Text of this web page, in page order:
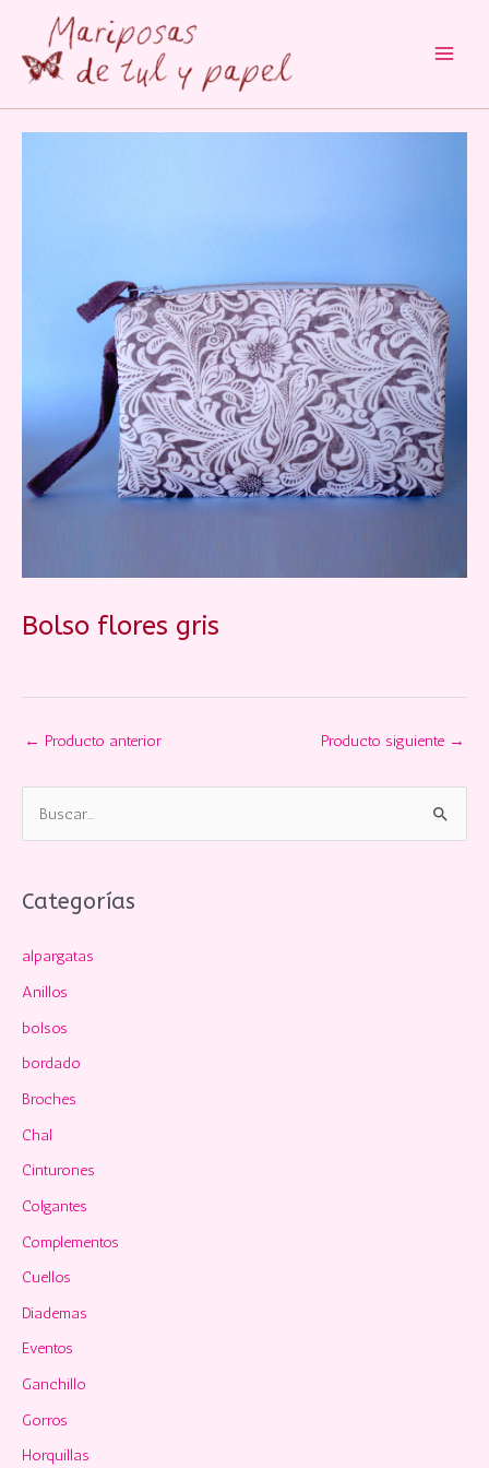
Menu
Bolso flores gris
← Producto anterior Producto siguiente →
c
r
p
o
r
Categorías
alpargatas
Anillos
bolsos
bordado
Broches
Chal
Cinturones
Colgantes
Complementos
Cuellos
Diademas
Eventos
Ganchillo
Gorros
Horquillas